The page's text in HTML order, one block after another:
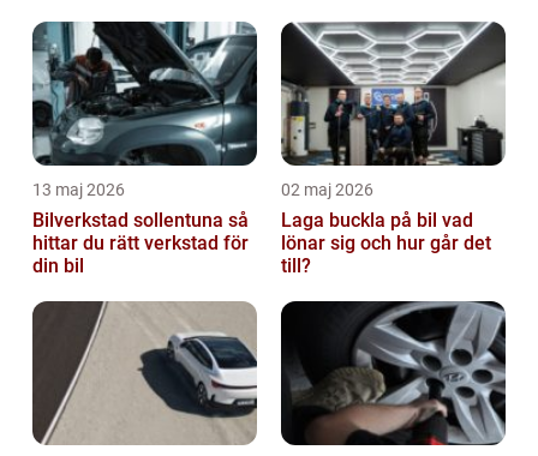
13 maj 2026
Bilverkstad sollentuna så
hittar du rätt verkstad för
din bil
02 maj 2026
Laga buckla på bil vad
lönar sig och hur går det
till?